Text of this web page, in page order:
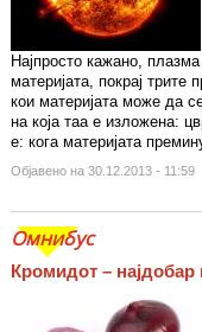
Најпросто кажано, плазма
материјата, покрај трите
кои материјата може да
на која таа е изложена:
е: кога материјата
Објавено на 30.12.2013 - 11:59
Омнибус
Кромидот – најдобар